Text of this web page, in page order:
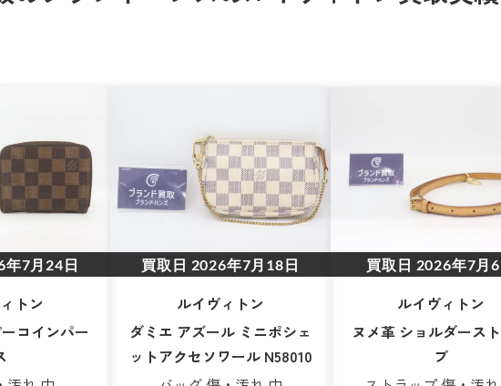
年7月24日
トン
コインパー
買取日 2026年7月18日
ルイヴィトン
ダミエ アズール ミニポシェ
ットアクセソワール N58010
買取日 2026年7月6
ルイヴィトン
ヌメ革 ショルダース
プ